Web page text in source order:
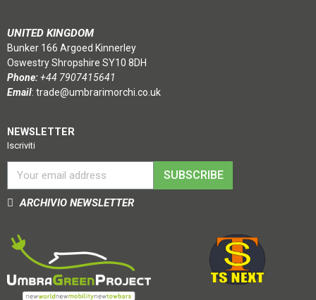
UNITED KINGDOM
Bunker 166 Argoed Kinnerley
Oswestry Shropshire SY10 8DH
Phone:+44 7907415641
Email: trade@umbrarimorchi.co.uk
NEWSLETTER
Iscriviti
SUBSCRIBE
ARCHIVIO NEWSLETTER